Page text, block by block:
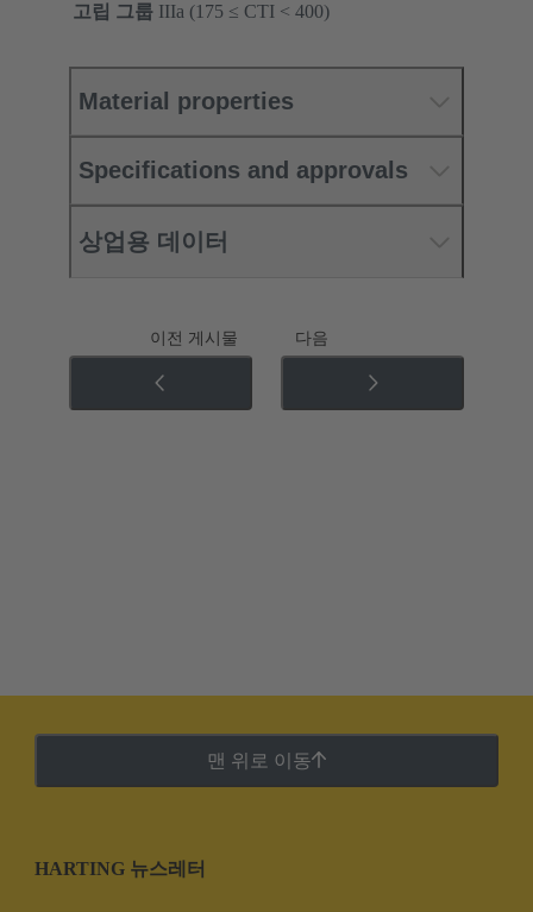
고립 그룹 IIIa (175 ≤ CTI < 400)
Material properties
Specifications and approvals
상업용 데이터
이전 게시물 다음
맨 위로 이동
HARTING 뉴스레터